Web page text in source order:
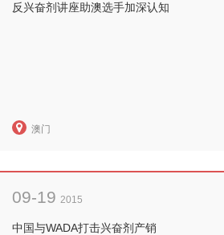
反兴奋剂讲座助澳选手加深认知
澳门
09-19 2015
中国与WADA打击兴奋剂产销